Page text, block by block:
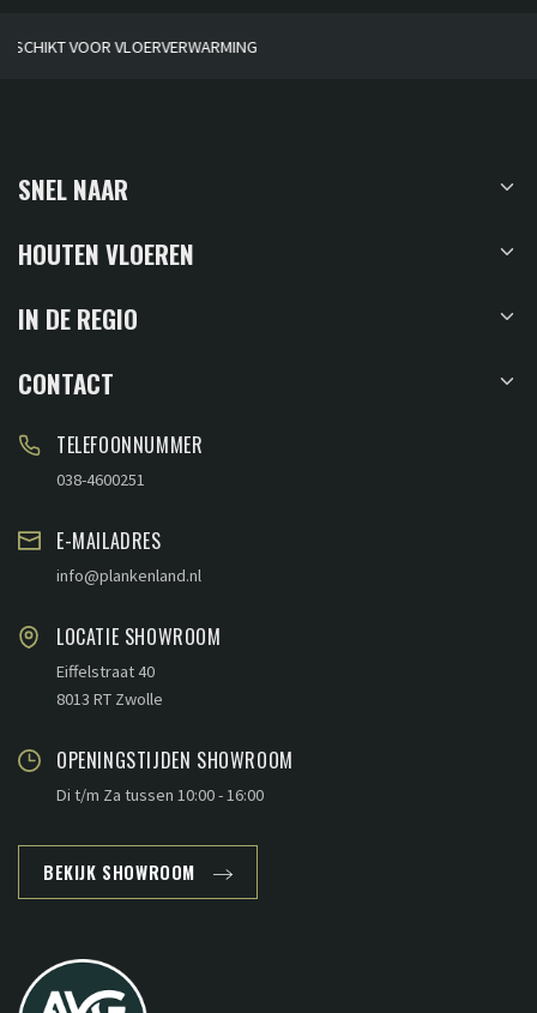
HUISGEMAAKT
SNEL NAAR
HOUTEN VLOEREN
IN DE REGIO
CONTACT
TELEFOONNUMMER
038-4600251
E-MAILADRES
info@plankenland.nl
LOCATIE SHOWROOM
Eiffelstraat 40
8013 RT Zwolle
OPENINGSTIJDEN SHOWROOM
Di t/m Za tussen 10:00 - 16:00
BEKIJK SHOWROOM